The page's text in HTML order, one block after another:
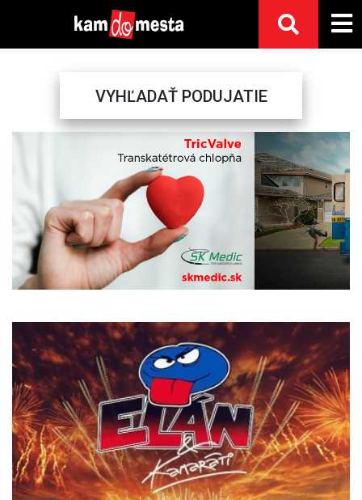
VYHĽADAŤ PODUJATIE
Previous Next